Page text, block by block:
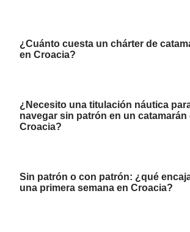
¿Cuánto cuesta un chárter de
en Croacia?
¿Necesito una titulación náutica
navegar sin patrón en un catamarán
Croacia?
Sin patrón o con patrón: ¿qué
una primera semana en Croacia?